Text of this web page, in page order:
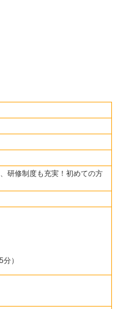
研修制度も充実！初めての方
）